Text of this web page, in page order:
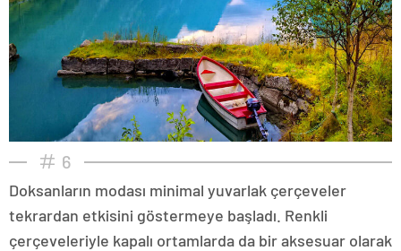
6
Doksanların modası minimal yuvarlak çerçeveler
tekrardan etkisini göstermeye başladı. Renkli
çerçeveleriyle kapalı ortamlarda da bir aksesuar olarak